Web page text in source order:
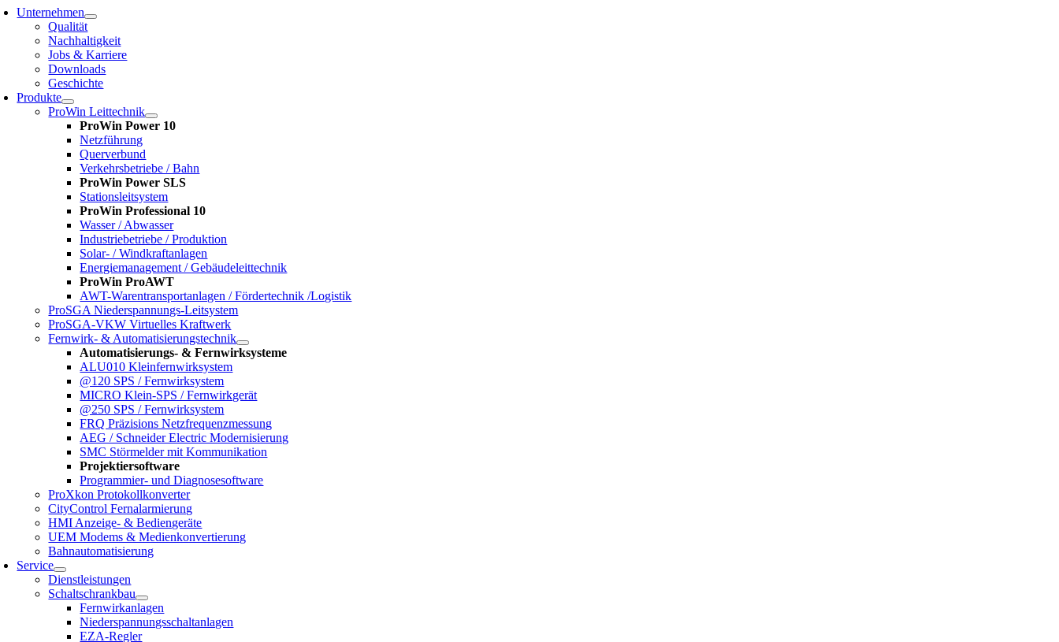
Unternehmen
Qualität
Nachhaltigkeit
Jobs & Karriere
Downloads
Geschichte
Produkte
ProWin Leittechnik
ProWin Power 10
Netzführung
Querverbund
Verkehrsbetriebe / Bahn
ProWin Power SLS
Stationsleitsystem
ProWin Professional 10
Wasser / Abwasser
Industriebetriebe / Produktion
Solar- / Windkraftanlagen
Energiemanagement / Gebäudeleittechnik
ProWin ProAWT
AWT-Warentransportanlagen / Fördertechnik /Logistik
ProSGA Niederspannungs-Leitsystem
ProSGA-VKW Virtuelles Kraftwerk
Fernwirk- & Automatisierungstechnik
Automatisierungs- & Fernwirksysteme
ALU010 Kleinfernwirksystem
@120 SPS / Fernwirksystem
MICRO Klein-SPS / Fernwirkgerät
@250 SPS / Fernwirksystem
FRQ Präzisions Netzfrequenzmessung
AEG / Schneider Electric Modernisierung
SMC Störmelder mit Kommunikation
Projektiersoftware
Programmier- und Diagnosesoftware
ProXkon Protokollkonverter
CityControl Fernalarmierung
HMI Anzeige- & Bediengeräte
UEM Modems & Medienkonvertierung
Bahnautomatisierung
Service
Dienstleistungen
Schaltschrankbau
Fernwirkanlagen
Niederspannungsschaltanlagen
EZA-Regler